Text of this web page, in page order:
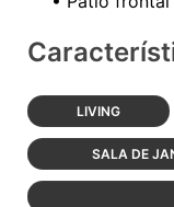
LIVING
SALA DE